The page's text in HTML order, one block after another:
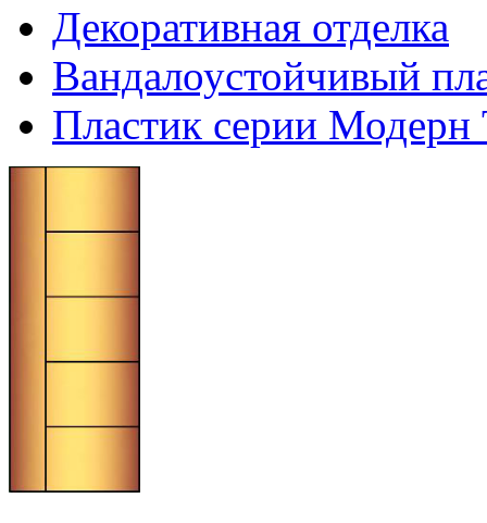
Декоративная отделка
Вандалоустойчивый
Пластик серии